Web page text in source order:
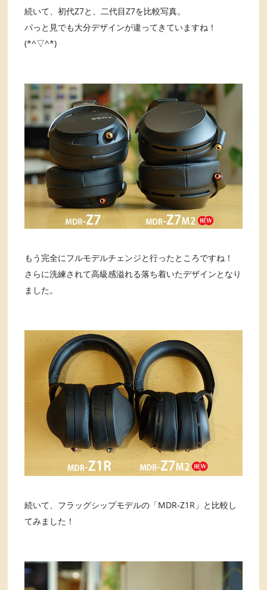
続いて、初代Z7と、二代目Z7を比較写真。
パっと見でも大分デザインが違ってきていますね！
(*^▽^*)
もう完全にフルモデルチェンジと行ったところですね！
さらに洗練されて高級感溢れる落ち着いたデザインとなり
ました。
続いて、フラッグシップモデルの「MDR-Z1R」と比較し
てみました！